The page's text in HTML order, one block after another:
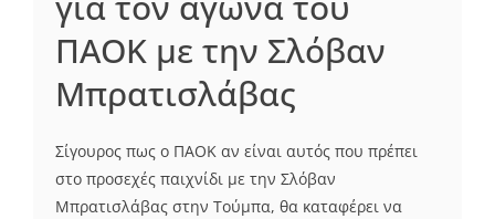
ΠΑΟΚ με την Σλόβαν
Μπρατισλάβας
Σίγουρος πως ο ΠΑΟΚ αν είναι αυτός που πρέπει
στο προσεχές παιχνίδι με την Σλόβαν
Μπρατισλάβας στην Τούμπα, θα καταφέρει να